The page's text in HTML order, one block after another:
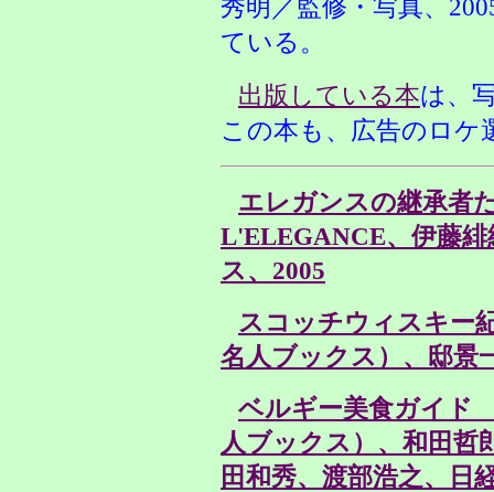
秀明／監修・写真、
ている。
出版している本は、
この本も、広告のロケ
エレガンスの継承者
L'ELEGANCE、伊藤
ス、2005
スコッチウィスキー
名人ブックス）、邸景
ベルギー美食ガイド
人ブックス）、和田哲
田和秀、渡部浩之、日